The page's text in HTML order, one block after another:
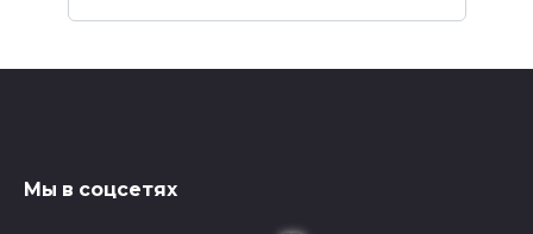
Мы в соцсетях